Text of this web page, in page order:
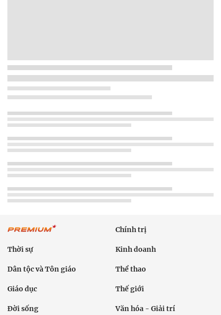
Chính trị
Thời sự Kinh doanh
Dân tộc và Tôn giáo Thể thao
Giáo dục Thế giới
Đời sống Văn hóa - Giải trí